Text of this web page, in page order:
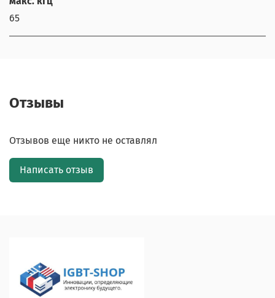
65
Отзывы
Отзывов еще никто не оставлял
Написать отзыв